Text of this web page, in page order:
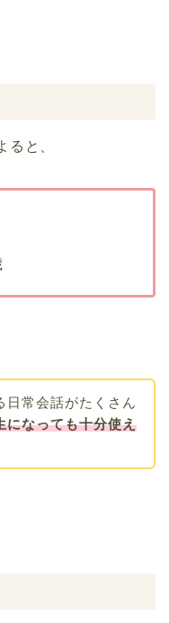
と、
日常会話がたくさん
になっても十分使え